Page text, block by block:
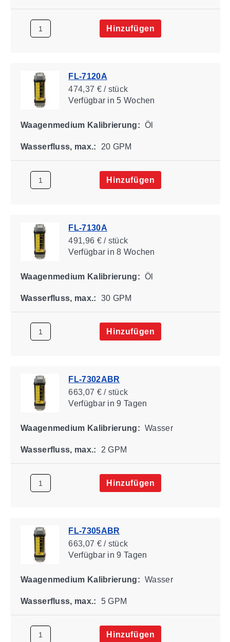
Hinzufügen
FL-7120A
474,37 € / stück
Verfügbarin 5 Wochen
Waagenmedium Kalibrierung: Öl
Wasserfluss, max.: 20 GPM
Hinzufügen
FL-7130A
491,96 € / stück
Verfügbarin 8 Wochen
Waagenmedium Kalibrierung: Öl
Wasserfluss, max.: 30 GPM
Hinzufügen
FL-7302ABR
663,07 € / stück
Verfügbarin 9 Tagen
Waagenmedium Kalibrierung: Wasser
Wasserfluss, max.: 2 GPM
Hinzufügen
FL-7305ABR
663,07 € / stück
Verfügbarin 9 Tagen
Waagenmedium Kalibrierung: Wasser
Wasserfluss, max.: 5 GPM
Hinzufügen